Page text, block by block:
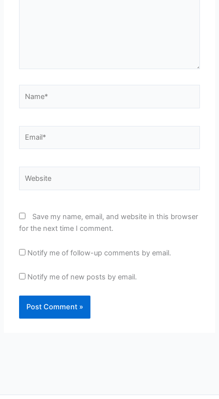
Save my name, email, and website in this browser
for the next time I comment.
Notify me of follow-up comments by email.
Notify me of new posts by email.